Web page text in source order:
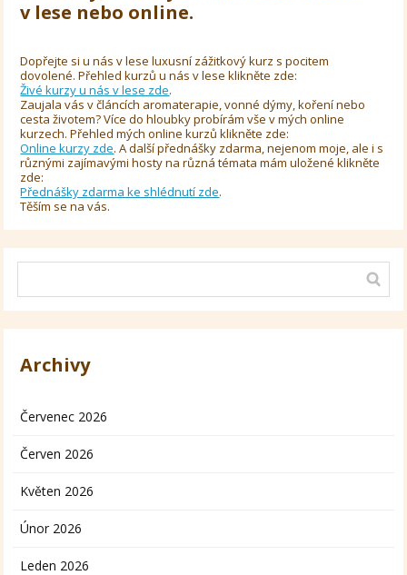
v lese nebo online.
Dopřejte si u nás v lese luxusní zážitkový kurz s pocitem
dovolené. Přehled kurzů u nás v lese klikněte zde:
Živé kurzy u nás v lese zde.
Zaujala vás v článcích aromaterapie, vonné dýmy, koření nebo
cesta životem? Více do hloubky probírám vše v mých online
kurzech. Přehled mých online kurzů klikněte zde:
Online kurzy zde. A další přednášky zdarma, nejenom moje, ale i s
různými zajímavými hosty na různá témata mám uložené klikněte
zde:
Přednášky zdarma ke shlédnutí zde.
Těším se na vás.
Archivy
Červenec 2026
Červen 2026
Květen 2026
Únor 2026
Leden 2026